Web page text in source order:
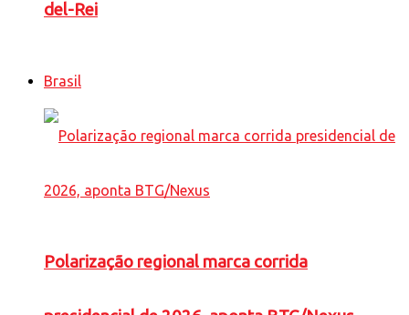
del-Rei
Brasil
Polarização regional marca corrida